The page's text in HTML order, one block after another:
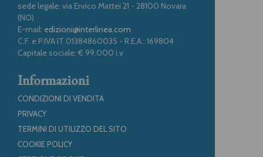
sede legale: via Enrico Mattei 21 - 28100 Novara
(NO)
E-mail: edizioni@interlinea.com
C.F. e P.IVA IT 01384860035 - R.E.A.: 169804
Capitale sociale: € 99.000 i.v
Informazioni
CONDIZIONI DI VENDITA
PRIVACY
TERMINI DI UTILIZZO DEL SITO
COOKIE POLICY